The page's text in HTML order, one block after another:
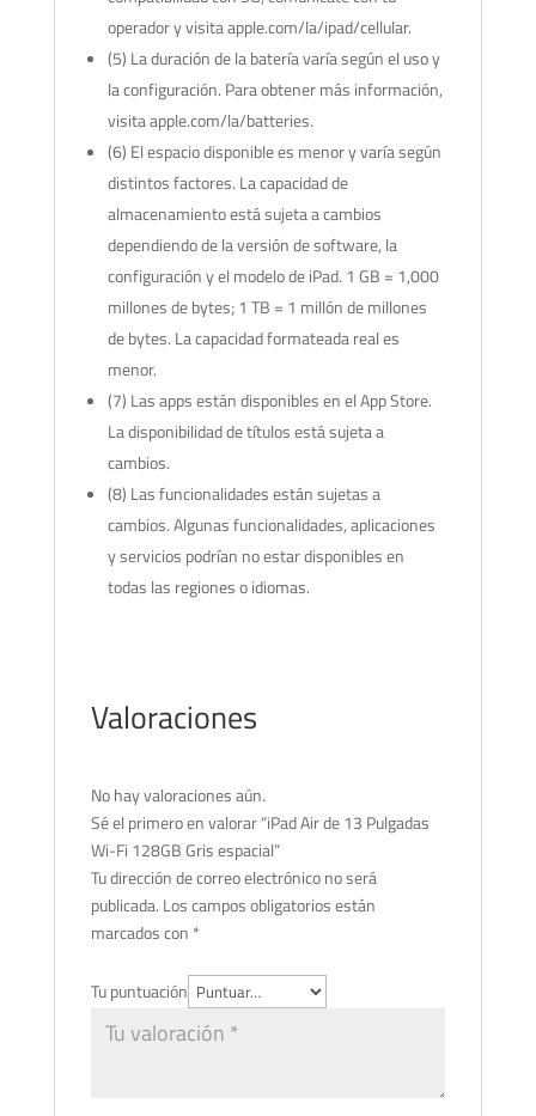
operador y visita apple.com/la/ipad/cellular.
(5) La duración de la batería varía según el uso y
la configuración. Para obtener más información,
visita apple.com/la/batteries.
(6) El espacio disponible es menor y varía según
distintos factores. La capacidad de
almacenamiento está sujeta a cambios
dependiendo de la versión de software, la
configuración y el modelo de iPad. 1 GB = 1,000
millones de bytes; 1 TB = 1 millón de millones
de bytes. La capacidad formateada real es
menor.
(7) Las apps están disponibles en el App Store.
La disponibilidad de títulos está sujeta a
cambios.
(8) Las funcionalidades están sujetas a
cambios. Algunas funcionalidades, aplicaciones
y servicios podrían no estar disponibles en
todas las regiones o idiomas.
Valoraciones
No hay valoraciones aún.
Sé el primero en valorar “iPad Air de 13 Pulgadas
Wi-Fi 128GB Gris espacial”
Tu dirección de correo electrónico no será
publicada. Los campos obligatorios están
marcados con *
Tu puntuación